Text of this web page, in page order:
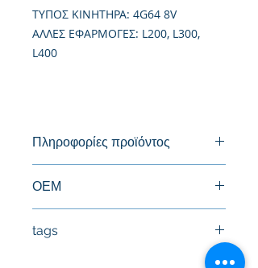
TΥΠΟΣ ΚΙΝΗΤΗΡΑ: 4G64 8V
ΑΛΛΕΣ ΕΦΑΡΜΟΓΕΣ: L200, L300,
L400
Πληροφορίες προϊόντος
ΟΕΜ
tags